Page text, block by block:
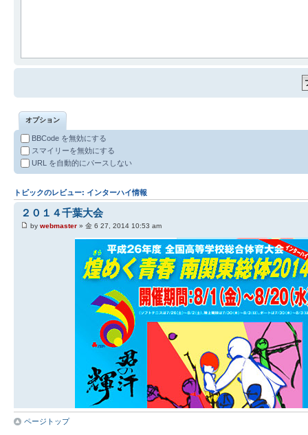
オプション
BBCode を無効にする
スマイリーを無効にする
URL を自動的にパースしない
トピックのレビュー: インターハイ情報
２０１４千葉大会
by webmaster » 金 6 27, 2014 10:53 am
ページトップ